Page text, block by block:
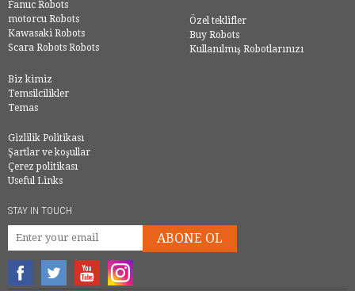
Fanuc Robots
motorcu Robots
Kawasaki Robots
Scara Robots Robots
Özel teklifler
Buy Robots
Kullanılmış Robotlarınızı
Biz kimiz
Temsilcilikler
Temas
Gizlilik Politikası
Şartlar ve koşullar
Çerez politikası
Useful Links
STAY IN TOUCH
ABONE OL